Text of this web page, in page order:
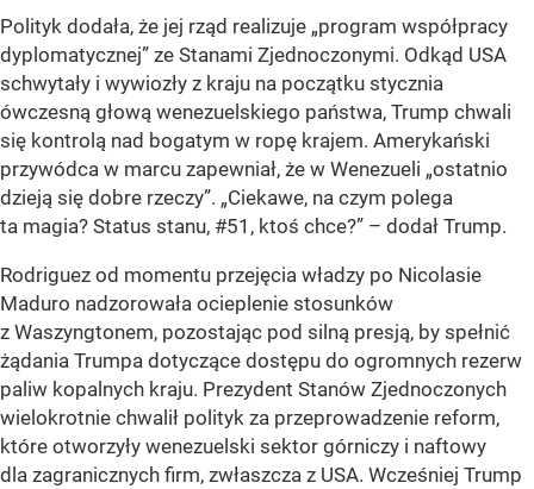
Polityk dodała, że jej rząd realizuje „program współpracy
dyplomatycznej” ze Stanami Zjednoczonymi. Odkąd USA
schwytały i wywiozły z kraju na początku stycznia
ówczesną głową wenezuelskiego państwa, Trump chwali
się kontrolą nad bogatym w ropę krajem. Amerykański
przywódca w marcu zapewniał, że w Wenezueli „ostatnio
dzieją się dobre rzeczy”. „Ciekawe, na czym polega
ta magia? Status stanu, #51, ktoś chce?” – dodał Trump.
Rodriguez od momentu przejęcia władzy po Nicolasie
Maduro nadzorowała ocieplenie stosunków
z Waszyngtonem, pozostając pod silną presją, by spełnić
żądania Trumpa dotyczące dostępu do ogromnych rezerw
paliw kopalnych kraju. Prezydent Stanów Zjednoczonych
wielokrotnie chwalił polityk za przeprowadzenie reform,
które otworzyły wenezuelski sektor górniczy i naftowy
dla zagranicznych firm, zwłaszcza z USA. Wcześniej Trump